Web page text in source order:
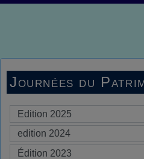
Journées du